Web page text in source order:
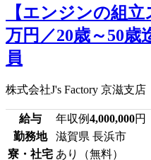
【エンジンの組
万円／20歳～50歳
員
株式会社J's Factory 京滋支店
給与 年収例4,000,000円
勤務地
滋賀県 長浜市
寮・社宅 あり（無料）